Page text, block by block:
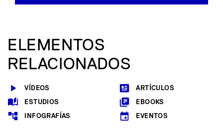
ELEMENTOS
RELACIONADOS
VÍDEOS ARTÍCULOS
ESTUDIOS EBOOKS
INFOGRAFÍAS EVENTOS